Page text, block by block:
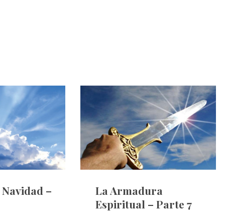
–
La Armadura
Espiritual – Parte 7